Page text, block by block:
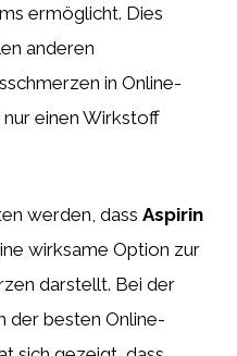
ermöglicht. Dies
anderen
in Online-
einen Wirkstoff
werden, dass Aspirin
wirksame Option zur
darstellt. Bei der
der besten Online-